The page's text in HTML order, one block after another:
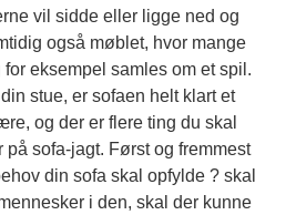
vil sidde eller ligge ned og
også møblet, hvor mange
eksempel samles om et spil.
stue, er sofaen helt klart et
og der er flere ting du skal
på sofa-jagt. Først og fremmest
din sofa skal opfylde ? skal
i den, skal der kunne